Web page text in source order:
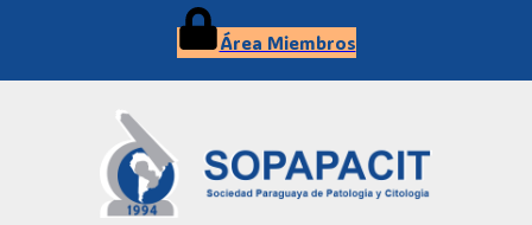
Área Miembros